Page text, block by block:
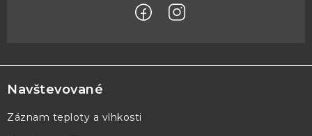
á
p
ä
Navštevované
Záznam teploty a vlhkosti